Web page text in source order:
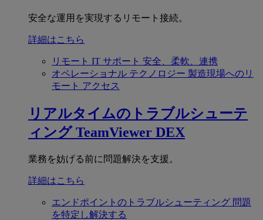
安全な運用を実現するリモート接続。
詳細はこちら
リモート IT サポート 安全、柔軟、連携
オペレーショナル テクノロジー 製造現場へのリ
モート アクセス
リアルタイムのトラブルシューテ
ィング TeamViewer DEX
業務を妨げる前に問題解決を支援。
詳細はこちら
エンドポイントのトラブルシューティング 問題
を特定し解決する